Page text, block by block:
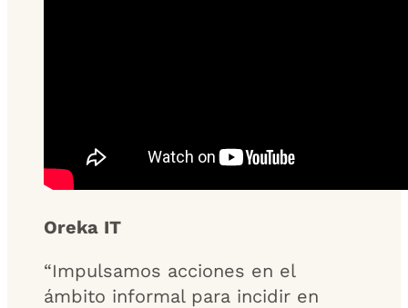
Oreka IT
“Impulsamos acciones en el
ámbito informal para incidir en